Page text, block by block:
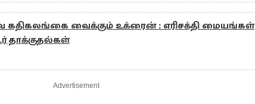
கதிகலங்கை வைக்கும் உக்ரைன் : எரிசக்தி மையங்கள்
தாக்குதல்கள்
Advertisement